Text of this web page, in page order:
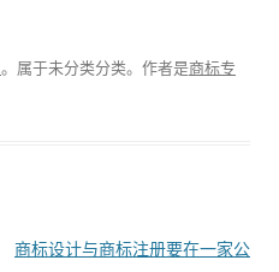
。属于未分类分类。 作者是商标专
商标设计与商标注册要在一家公